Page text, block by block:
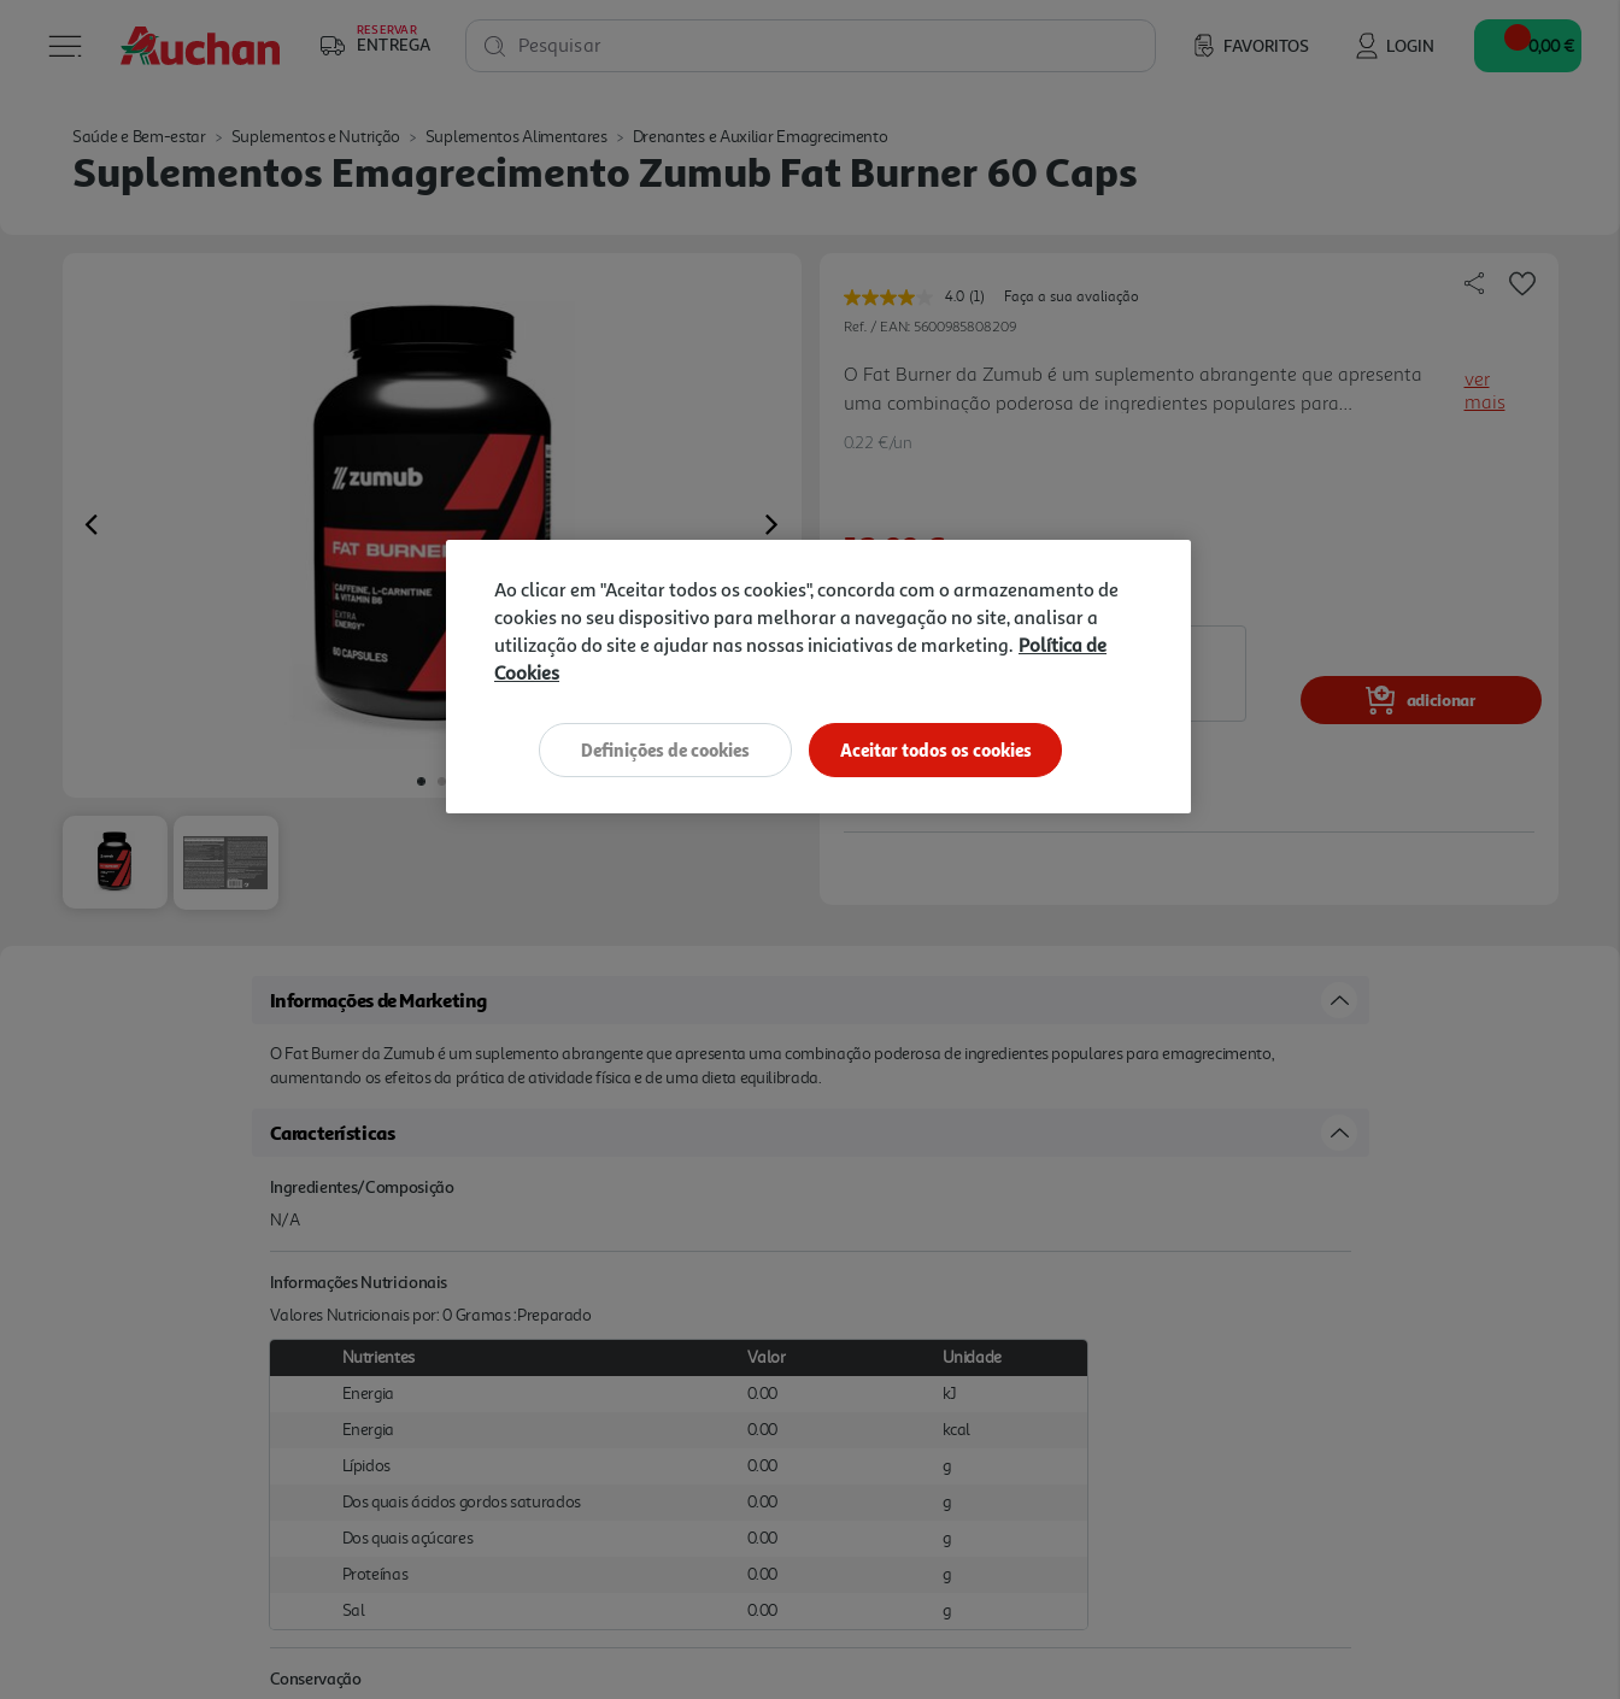
RESERVAR
ENTREGA FAVORITOS LOGIN
Pesquisar 0,00 €
Saúde e Bem-estar Suplementos e Nutrição Suplementos Alimentares Drenantes e Auxiliar Emagrecimento
Suplementos Emagrecimento Zumub Fat Burner 60 Caps
Previous Next
4.0 Leu
uma
Link
para
a
(1)
Faça a sua avaliação
Ref. / EAN: 5600985808209
O Fat Burner da Zumub é um suplemento abrangente que apresenta
uma combinação poderosa de ingredientes populares para
emagrecimento, aumentando os efeitos da prática de atividade física e
ver
mais
0.22 €/un
12,99 €
Notas de preparação
adicionar
Informações de Marketing
O Fat Burner da Zumub é um suplemento abrangente que apresenta uma combinação poderosa de ingredientes populares para emagrecimento,
aumentando os efeitos da prática de atividade física e de uma dieta equilibrada.
Características
Ingredientes/Composição
N/A
Informações Nutricionais
Valores Nutricionais por: 0 Gramas :Preparado
Nutrientes Valor
Unidade
Energia
0.00
kJ
Energia
0.00
kcal
Lípidos
0.00
g
Dos quais ácidos gordos saturados
0.00
g
Dos quais açúcares
0.00
g
Proteínas
0.00
g
Sal
0.00 g
Conservação
Ao clicar em "Aceitar todos os cookies", concorda com o armazenamento de
cookies no seu dispositivo para melhorar a navegação no site, analisar a
utilização do site e ajudar nas nossas iniciativas de marketing. Política de
Cookies
Aceitar todos os cookies
Definições de cookies